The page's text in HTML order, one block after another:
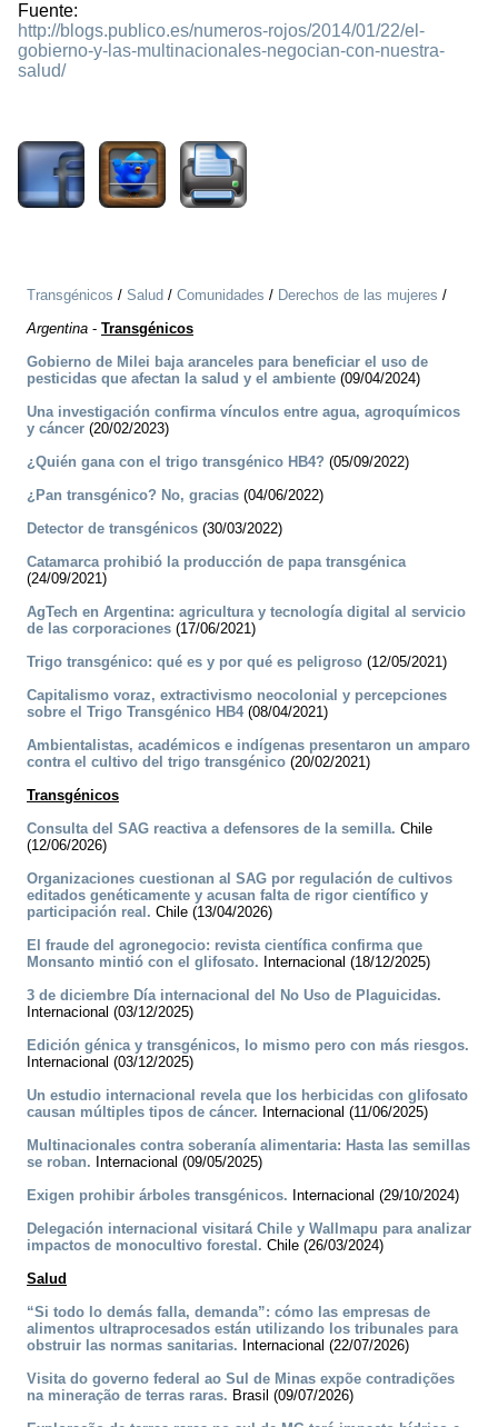
Fuente:
http://blogs.publico.es/numeros-rojos/2014/01/22/el-
gobierno-y-las-multinacionales-negocian-con-nuestra-
salud/
Transgénicos / Salud / Comunidades / Derechos de las mujeres /
Argentina - Transgénicos
Gobierno de Milei baja aranceles para beneficiar el uso de
pesticidas que afectan la salud y el ambiente (09/04/2024)
Una investigación confirma vínculos entre agua, agroquímicos
y cáncer (20/02/2023)
¿Quién gana con el trigo transgénico HB4? (05/09/2022)
¿Pan transgénico? No, gracias (04/06/2022)
Detector de transgénicos (30/03/2022)
Catamarca prohibió la producción de papa transgénica
(24/09/2021)
AgTech en Argentina: agricultura y tecnología digital al servicio
de las corporaciones (17/06/2021)
Trigo transgénico: qué es y por qué es peligroso (12/05/2021)
Capitalismo voraz, extractivismo neocolonial y percepciones
sobre el Trigo Transgénico HB4 (08/04/2021)
Ambientalistas, académicos e indígenas presentaron un amparo
contra el cultivo del trigo transgénico (20/02/2021)
Transgénicos
Consulta del SAG reactiva a defensores de la semilla. Chile
(12/06/2026)
Organizaciones cuestionan al SAG por regulación de cultivos
editados genéticamente y acusan falta de rigor científico y
participación real. Chile (13/04/2026)
El fraude del agronegocio: revista científica confirma que
Monsanto mintió con el glifosato. Internacional (18/12/2025)
3 de diciembre Día internacional del No Uso de Plaguicidas.
Internacional (03/12/2025)
Edición génica y transgénicos, lo mismo pero con más riesgos.
Internacional (03/12/2025)
Un estudio internacional revela que los herbicidas con glifosato
causan múltiples tipos de cáncer. Internacional (11/06/2025)
Multinacionales contra soberanía alimentaria: Hasta las semillas
se roban. Internacional (09/05/2025)
Exigen prohibir árboles transgénicos. Internacional (29/10/2024)
Delegación internacional visitará Chile y Wallmapu para analizar
impactos de monocultivo forestal. Chile (26/03/2024)
Salud
“Si todo lo demás falla, demanda”: cómo las empresas de
alimentos ultraprocesados están utilizando los tribunales para
obstruir las normas sanitarias. Internacional (22/07/2026)
Visita do governo federal ao Sul de Minas expõe contradições
na mineração de terras raras. Brasil (09/07/2026)